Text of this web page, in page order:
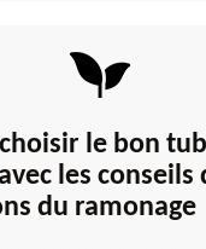
le bon
les conseils
du ramonage